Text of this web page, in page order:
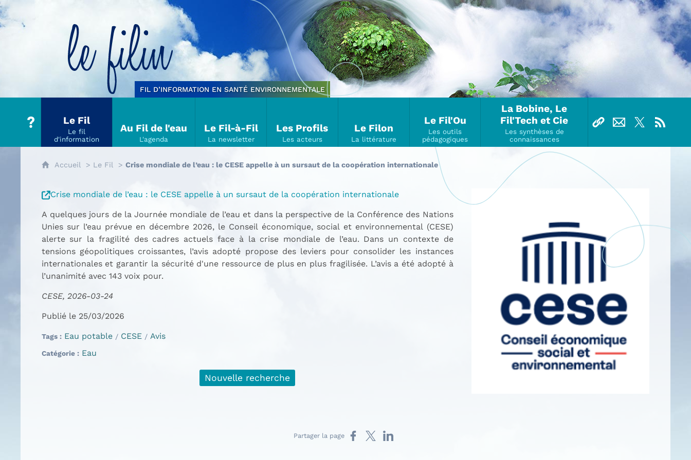
FIL D’INFORMATION EN SANTÉ ENVIRONNEMENTALE
Le Fil
Au Fil de l'eau Le Fil-à-Fil Les Profils Le Filon
Le Fil'Ou
La Bobine, Le
Fil'Tech et Cie
Accueil Le Fil Crise mondiale de l’eau : le CESE appelle à un sursaut de la coopération internationale
Crise mondiale de l’eau : le CESE appelle à un sursaut de la coopération internationale
A quelques jours de la Journée mondiale de l’eau et dans la perspective de la Conférence des Nations
Unies sur l’eau prévue en décembre 2026, le Conseil économique, social et environnemental (CESE)
alerte sur la fragilité des cadres actuels face à la crise mondiale de l’eau. Dans un contexte de
tensions géopolitiques croissantes, l’avis adopté propose des leviers pour consolider les instances
internationales et garantir la sécurité d'une ressource de plus en plus fragilisée. L’avis a été adopté à
l’unanimité avec 143 voix pour.
CESE, 2026-03-24
Publié le 25/03/2026
Tags Eau potable CESE Avis
Catégorie Eau
Nouvelle recherche
Partager la page Partager sur Facebook
Partager sur X
Partager sur LinkedIn